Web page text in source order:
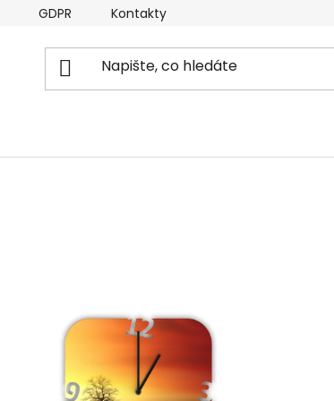
GDPR Kontakty